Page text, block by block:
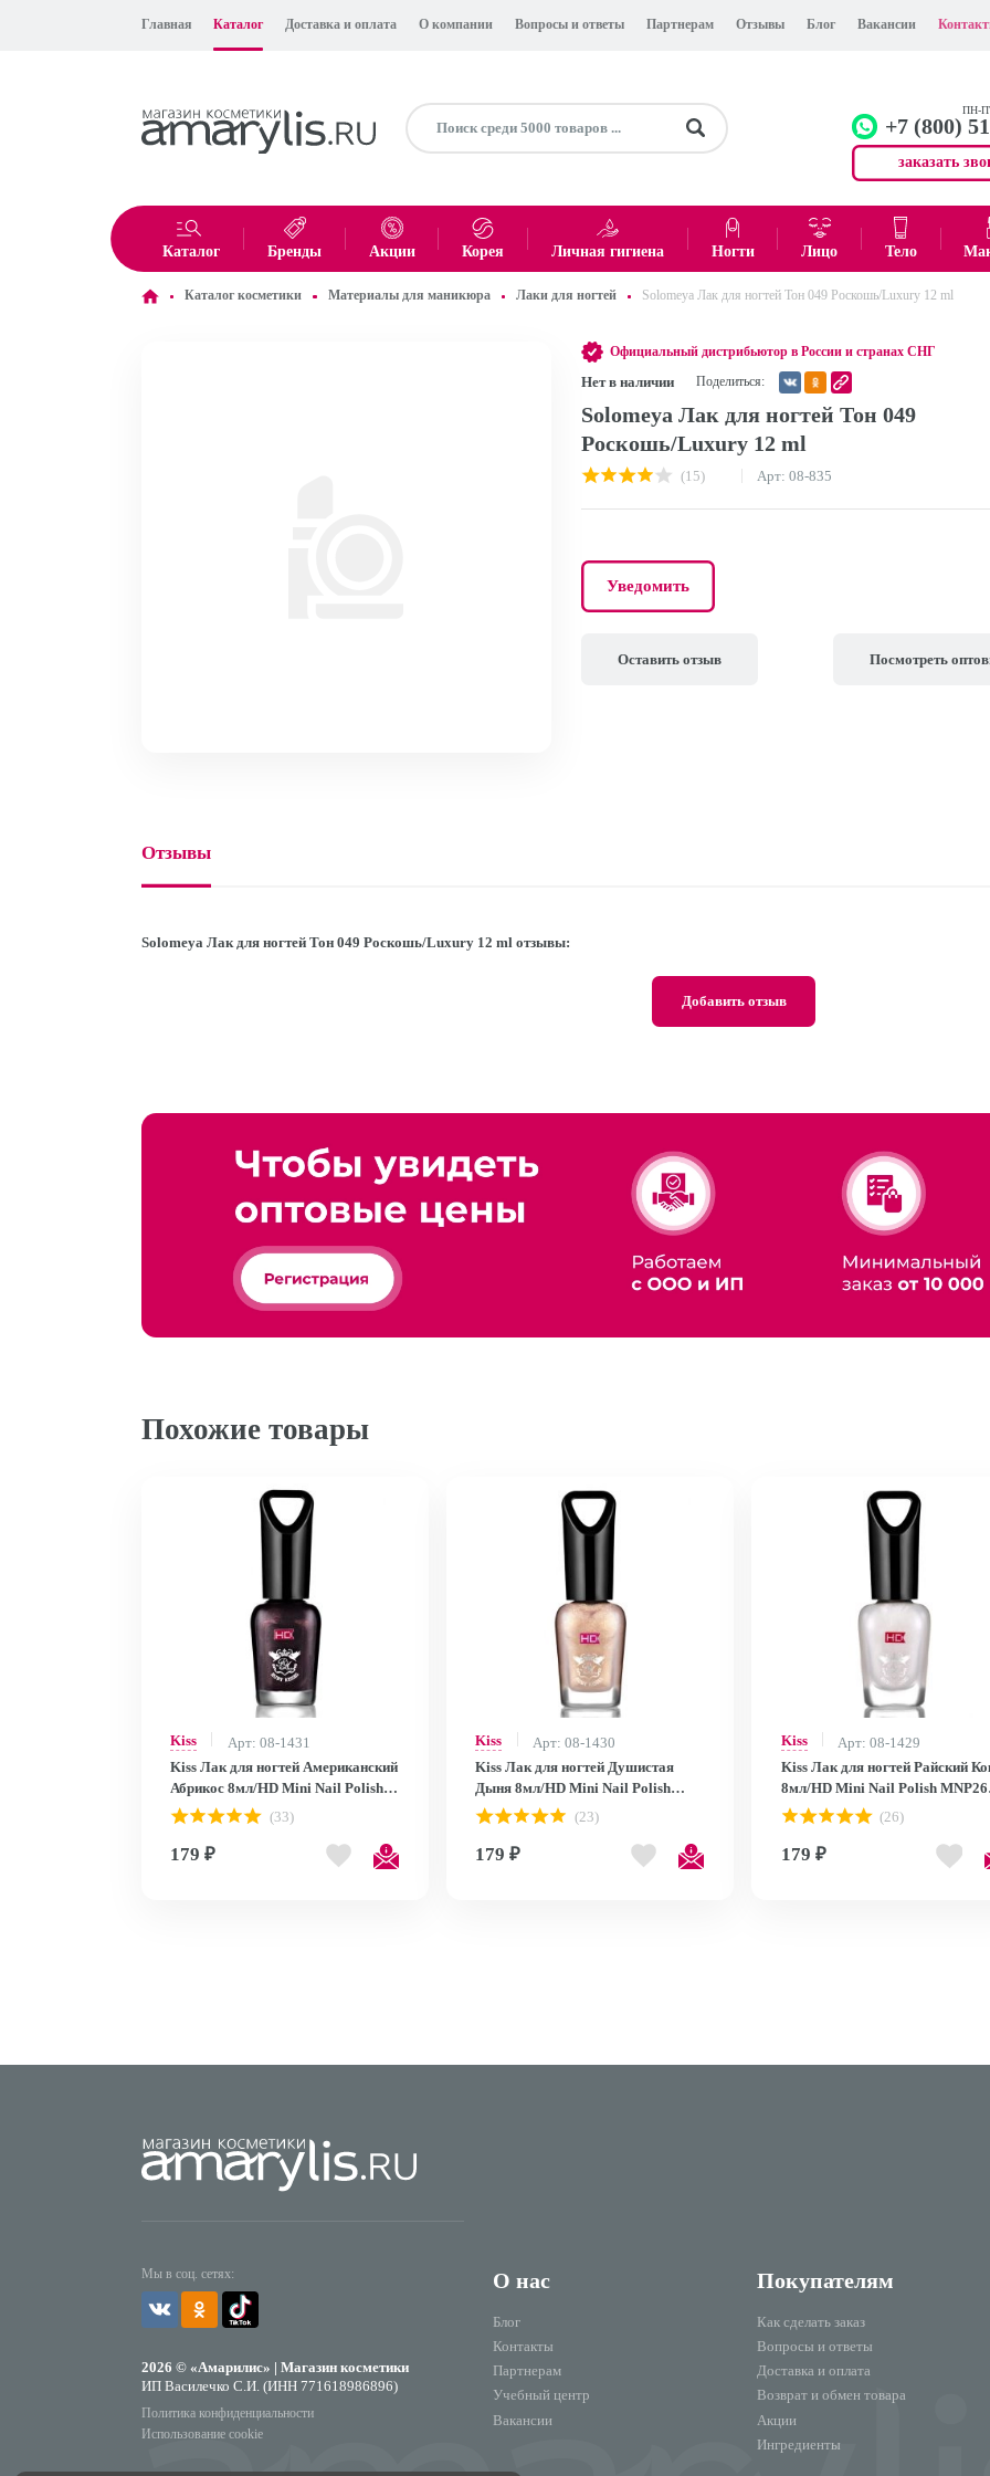
Главная Каталог Доставка и оплата О компании Вопросы и ответы Партнерам Отзывы Блог Вакансии
ПН-
+7 (800)
заказать
Офис +7 (499)
Итого: 0 ₽
Каталог Бренды Акции Корея Личная гигиена Ногти Лицо Тело
Каталог косметики Материалы для маникюра Лаки для ногтей Solomeya Лак для ногтей Тон 049 Роскошь/Luxury 12 ml
Официальный дистрибьютор в России и странах СНГ
Нет в наличии Поделиться:
Solomeya Лак для ногтей Тон 049
Роскошь/Luxury 12 ml
(15) Арт: 08-835
Уведомить
Оставить отзыв Посмотреть
Отзывы
Solomeya Лак для ногтей Тон 049 Роскошь/Luxury 12 ml отзывы:
Добавить отзыв
Похожие товары
Kiss
Арт: 08-1431
Kiss Лак для ногтей Американский
Абрикос 8мл/HD Mini Nail Polish
MNP28
(33)
179 ₽
Kiss
Арт: 08-1430
Kiss Лак для ногтей Душистая
Дыня 8мл/HD Mini Nail Polish
MNP27
(23)
179 ₽
Kiss
Арт: 08-1429
Kiss Лак для ногтей Райский
8мл/HD Mini Nail Polish MNP26
MNP26
(26)
179 ₽
Мы в соц. сетях:
2026 © «Амарилис» | Магазин косметики
ИП Василечко С.И. (ИНН 771618986896)
Политика конфиденциальности
Использование cookie
О нас
Блог
Контакты
Партнерам
Учебный центр
Вакансии
Покупателям
Как сделать заказ
Вопросы и ответы
Доставка и оплата
Возврат и обмен товара
Акции
Ингредиенты